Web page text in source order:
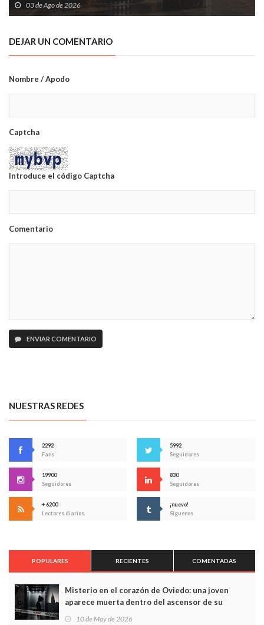
03 de Ago de 2026
DEJAR UN COMENTARIO
Nombre / Apodo
Captcha
Introduce el código Captcha
Comentario
ENVIAR COMENTARIO
NUESTRAS REDES
2292
Fans
5992
Seguidores
19900
Seguidores
830
Seguidores
+ 6200
Lectores diarios
¡nuevo!
Síguenos
POPULARES RECIENTES COMENTADAS
Misterio en el corazón de Oviedo: una joven
aparece muerta dentro del ascensor de su
edificio y las cámaras captan sus últimos minutos
10 de May de 2026